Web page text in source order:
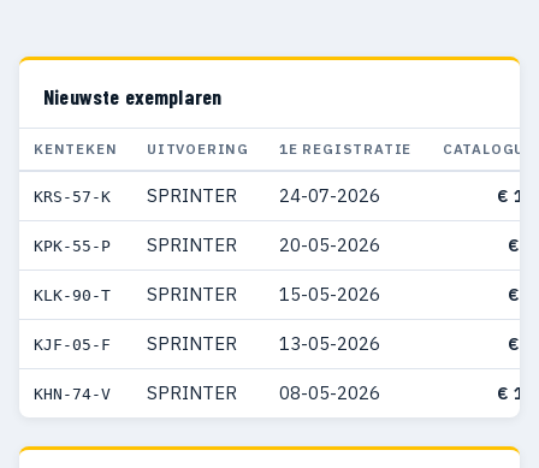
Nieuwste exemplaren
KENTEKEN UITVOERING 1E REGISTRATIE
KRS-57-K SPRINTER 24-07-2026 €
KPK-55-P SPRINTER 20-05-2026 €
KLK-90-T SPRINTER 15-05-2026 €
KJF-05-F SPRINTER 13-05-2026 €
KHN-74-V SPRINTER 08-05-2026 €